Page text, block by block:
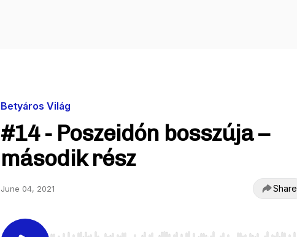
Betyáros Világ
#14 - Poszeidón bosszúja –
második rész
June 04, 2021 Share